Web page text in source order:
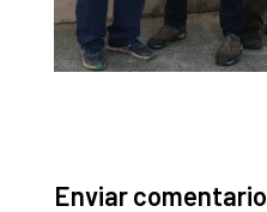
Enviar comentario